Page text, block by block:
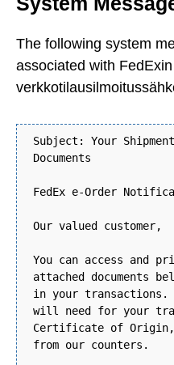
The following system
associated with FedExin
Subject: Your
Documents
FedEx e-Order
Our valued customer,
You can access and
attached documents
in your transactions.
will need for your
Certificate of
from our counters.